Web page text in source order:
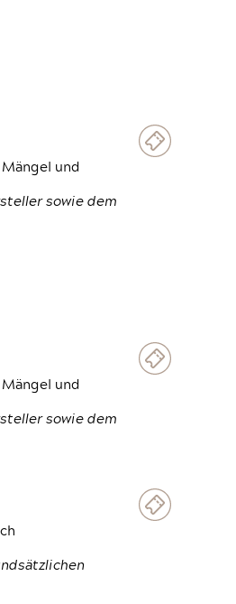
und
sowie dem
und
sowie dem